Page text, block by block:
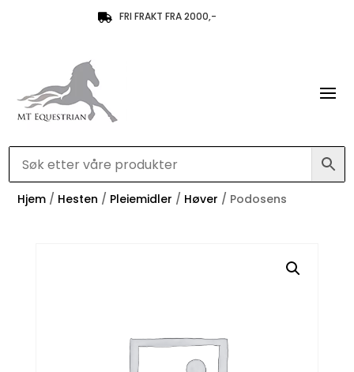
 FRI FRAKT FRA 2000,-
Hjem / Hesten / Pleiemidler / Høver / Podosens